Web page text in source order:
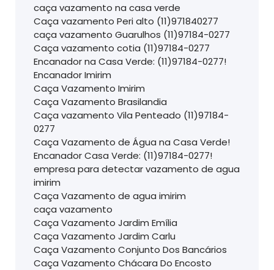
caça vazamento na casa verde
Caça vazamento Peri alto (11)971840277
caça vazamento Guarulhos (11)97184-0277
Caça vazamento cotia (11)97184-0277
Encanador na Casa Verde: (11)97184-0277!
Encanador Imirim
Caça Vazamento Imirim
Caça Vazamento Brasilandia
Caça vazamento Vila Penteado (11)97184-
0277
Caça Vazamento de Água na Casa Verde!
Encanador Casa Verde: (11)97184-0277!
empresa para detectar vazamento de agua
imirim
Caça Vazamento de agua imirim
caça vazamento
Caça Vazamento Jardim Emília
Caça Vazamento Jardim Carlu
Caça Vazamento Conjunto Dos Bancários
Caça Vazamento Chácara Do Encosto